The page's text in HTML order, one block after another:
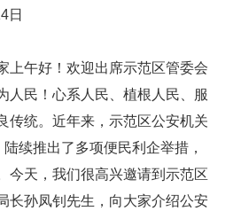
日
上午好！欢迎出席示范区管委会
人民！心系人民、植根人民、服
传统。近年来，示范区公安机关
续推出了多项便民利企举措，
今天，我们很高兴邀请到示范区
长孙凤钊先生，向大家介绍公安